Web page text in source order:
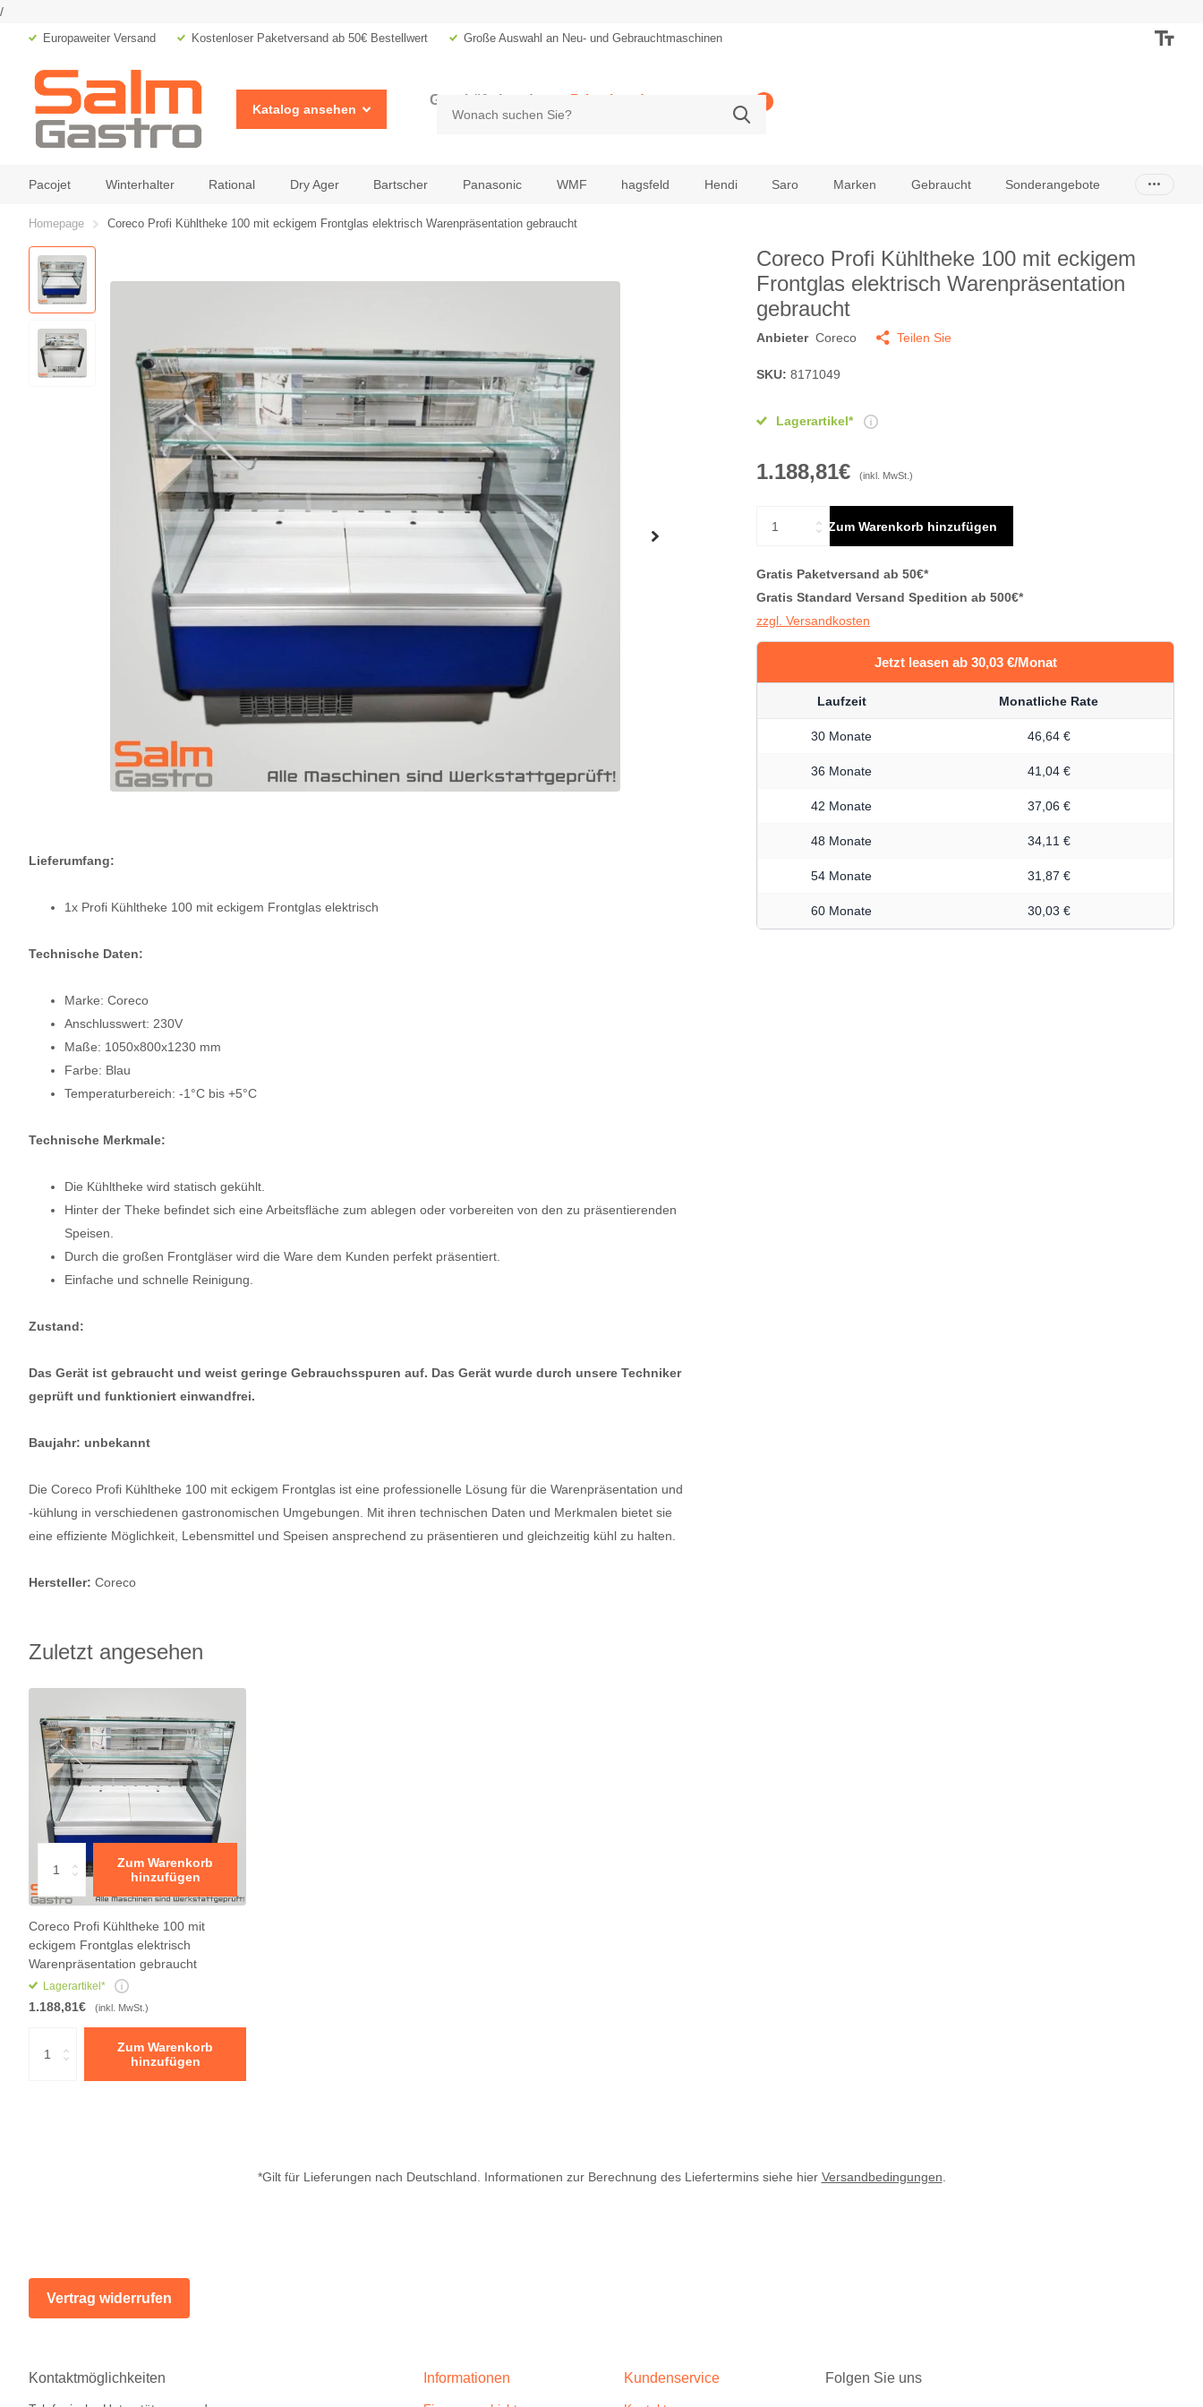
/
Europaweiter Versand Kostenloser Paketversand ab 50€ Bestellwert Große Auswahl an Neu- und Gebrauchtmaschinen
Katalog ansehen
Geschäftskunde
zzgl. MwSt.
Privatkunde 0
Pacojet Winterhalter Rational Dry Ager Bartscher Panasonic WMF hagsfeld Hendi Saro Marken Gebraucht Sonderangebote
Homepage Coreco Profi Kühltheke 100 mit eckigem Frontglas elektrisch Warenpräsentation gebraucht
Lieferumfang:
1x Profi Kühltheke 100 mit eckigem Frontglas elektrisch
Technische Daten:
Marke: Coreco
Anschlusswert: 230V
Maße: 1050x800x1230 mm
Farbe: Blau
Temperaturbereich: -1°C bis +5°C
Technische Merkmale:
Die Kühltheke wird statisch gekühlt.
Hinter der Theke befindet sich eine Arbeitsfläche zum ablegen oder vorbereiten von den zu präsentierenden
Speisen.
Durch die großen Frontgläser wird die Ware dem Kunden perfekt präsentiert.
Einfache und schnelle Reinigung.
Zustand:
Das Gerät ist gebraucht und weist geringe Gebrauchsspuren auf. Das Gerät wurde durch unsere Techniker
geprüft und funktioniert einwandfrei.
Baujahr: unbekannt
Die Coreco Profi Kühltheke 100 mit eckigem Frontglas ist eine professionelle Lösung für die Warenpräsentation und
-kühlung in verschiedenen gastronomischen Umgebungen. Mit ihren technischen Daten und Merkmalen bietet sie
eine effiziente Möglichkeit, Lebensmittel und Speisen ansprechend zu präsentieren und gleichzeitig kühl zu halten.
Hersteller: Coreco
Coreco Profi Kühltheke 100 mit eckigem
Frontglas elektrisch Warenpräsentation
gebraucht
Anbieter Coreco Teilen Sie
SKU: 8171049
Lagerartikel*
1.188,81€ (inkl. MwSt.)
Zum Warenkorb hinzufügen
Gratis Paketversand ab 50€*
Gratis Standard Versand Spedition ab 500€*
zzgl. Versandkosten
Jetzt leasen ab 30,03 €/Monat
Laufzeit Monatliche Rate
30 Monate 46,64 €
36 Monate 41,04 €
42 Monate 37,06 €
48 Monate 34,11 €
54 Monate 31,87 €
60 Monate 30,03 €
Zuletzt angesehen
Zum Warenkorb
hinzufügen
Coreco Profi Kühltheke 100 mit
eckigem Frontglas elektrisch
Warenpräsentation gebraucht
Lagerartikel*
1.188,81€ (inkl. MwSt.)
Zum Warenkorb
hinzufügen
*Gilt für Lieferungen nach Deutschland. Informationen zur Berechnung des Liefertermins siehe hier Versandbedingungen.
Vertrag widerrufen
Kontaktmöglichkeiten Informationen Kundenservice Folgen Sie uns